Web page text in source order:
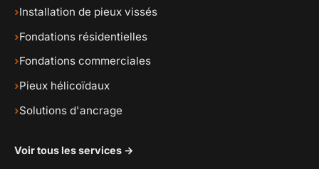
›Installation de pieux vissés
›Fondations résidentielles
›Fondations commerciales
›Pieux hélicoïdaux
›Solutions d'ancrage
Voir tous les services →